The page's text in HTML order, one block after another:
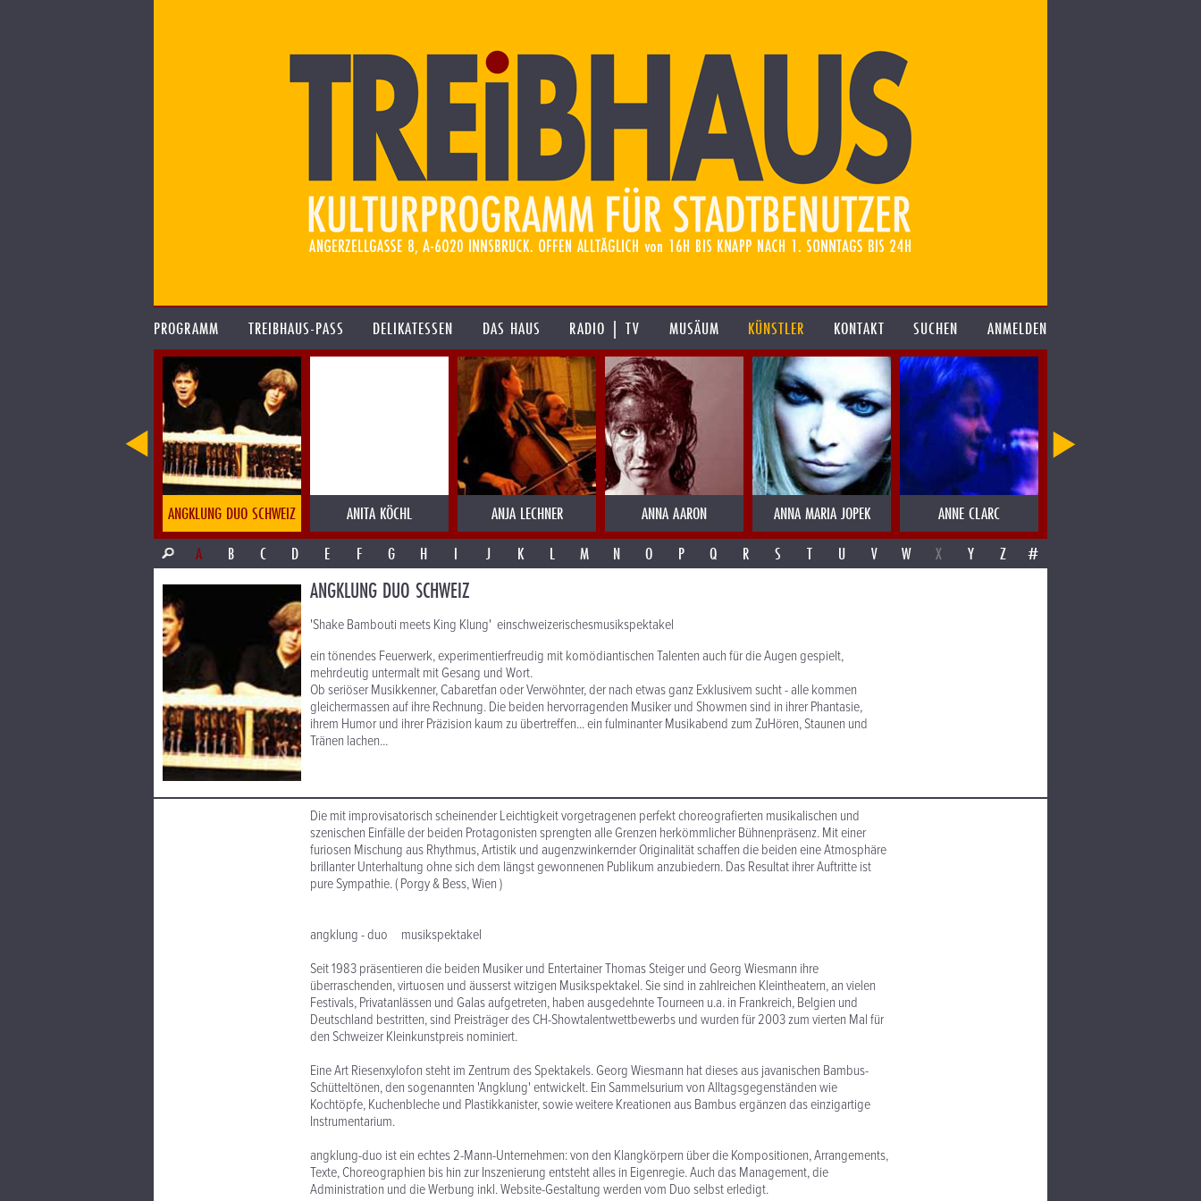
PROGRAMM TREIBHAUS-PASS DELIKATESSEN DAS HAUS RADIO | TV MUSÄUM KÜNSTLER KONTAKT SUCHEN ANMELDEN
ANGKLUNG DUO SCHWEIZ ANITA KÖCHL ANJA LECHNER ANNA AARON ANNA MARIA JOPEK ANNE CLARC
A
B C D E F G H I J K L M N O P Q R S T U V W X Y Z #
ANGKLUNG DUO SCHWEIZ
'Shake Bambouti meets King Klung' einschweizerischesmusikspektakel
ein tönendes Feuerwerk, experimentierfreudig mit komödiantischen Talenten auch für die Augen gespielt,
mehrdeutig untermalt mit Gesang und Wort.
Ob seriöser Musikkenner, Cabaretfan oder Verwöhnter, der nach etwas ganz Exklusivem sucht - alle kommen
gleichermassen auf ihre Rechnung. Die beiden hervorragenden Musiker und Showmen sind in ihrer Phantasie,
ihrem Humor und ihrer Präzision kaum zu übertreffen... ein fulminanter Musikabend zum ZuHören, Staunen und
Tränen lachen...
Die mit improvisatorisch scheinender Leichtigkeit vorgetragenen perfekt choreografierten musikalischen und
szenischen Einfälle der beiden Protagonisten sprengten alle Grenzen herkömmlicher Bühnenpräsenz. Mit einer
furiosen Mischung aus Rhythmus, Artistik und augenzwinkernder Originalität schaffen die beiden eine Atmosphäre
brillanter Unterhaltung ohne sich dem längst gewonnenen Publikum anzubiedern. Das Resultat ihrer Auftritte ist
pure Sympathie. ( Porgy & Bess, Wien )
angklung - duo musikspektakel
Seit 1983 präsentieren die beiden Musiker und Entertainer Thomas Steiger und Georg Wiesmann ihre
überraschenden, virtuosen und äusserst witzigen Musikspektakel. Sie sind in zahlreichen Kleintheatern, an vielen
Festivals, Privatanlässen und Galas aufgetreten, haben ausgedehnte Tourneen u.a. in Frankreich, Belgien und
Deutschland bestritten, sind Preisträger des CH-Showtalentwettbewerbs und wurden für 2003 zum vierten Mal für
den Schweizer Kleinkunstpreis nominiert.
Eine Art Riesenxylofon steht im Zentrum des Spektakels. Georg Wiesmann hat dieses aus javanischen Bambus-
Schütteltönen, den sogenannten 'Angklung' entwickelt. Ein Sammelsurium von Alltagsgegenständen wie
Kochtöpfe, Kuchenbleche und Plastikkanister, sowie weitere Kreationen aus Bambus ergänzen das einzigartige
Instrumentarium.
angklung-duo ist ein echtes 2-Mann-Unternehmen: von den Klangkörpern über die Kompositionen, Arrangements,
Texte, Choreographien bis hin zur Inszenierung entsteht alles in Eigenregie. Auch das Management, die
Administration und die Werbung inkl. Website-Gestaltung werden vom Duo selbst erledigt.